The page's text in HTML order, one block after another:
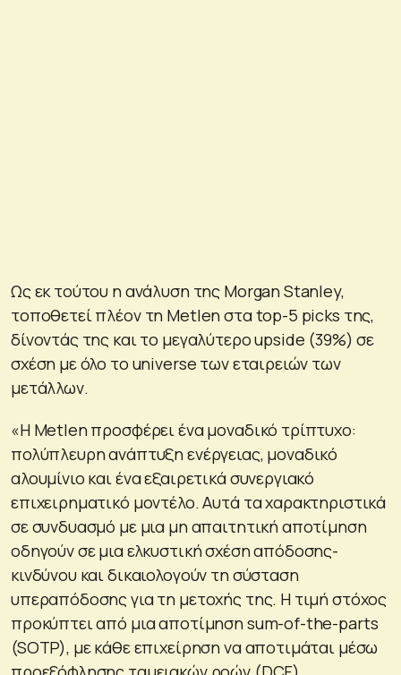
Ως εκ τούτου η ανάλυση της Morgan Stanley,
τοποθετεί πλέον τη Metlen στα top-5 picks της,
δίνοντάς της και το μεγαλύτερο upside (39%) σε
σχέση με όλο το universe των εταιρειών των
μετάλλων.
«Η Metlen προσφέρει ένα μοναδικό τρίπτυχο:
πολύπλευρη ανάπτυξη ενέργειας, μοναδικό
αλουμίνιο και ένα εξαιρετικά συνεργιακό
επιχειρηματικό μοντέλο. Αυτά τα χαρακτηριστικά
σε συνδυασμό με μια μη απαιτητική αποτίμηση
οδηγούν σε μια ελκυστική σχέση απόδοσης-
κινδύνου και δικαιολογούν τη σύσταση
υπεραπόδοσης για τη μετοχής της. Η τιμή στόχος
προκύπτει από μια αποτίμηση sum-of-the-parts
(SOTP), με κάθε επιχείρηση να αποτιμάται μέσω